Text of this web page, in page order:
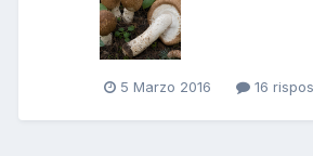
5 Marzo 2016 16